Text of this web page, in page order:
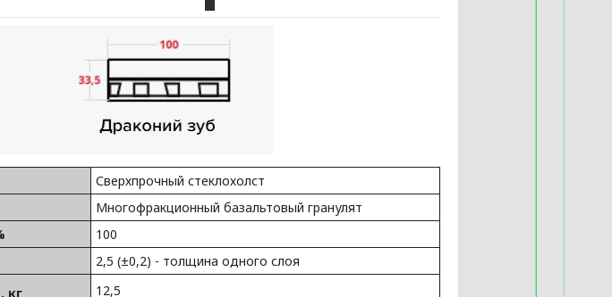
Сверхпрочный стеклохолст
Многофракционный базальтовый гранулят
100
2,5 (±0,2) - толщина одного слоя
кг 12,5